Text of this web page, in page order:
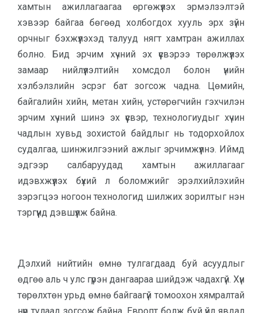
хамтын ажиллагаагаа өргөжүүлэх эрмэлзэлтэй
хэвээр байгаа бөгөөд холбогдох хууль эрх зүйн
орчныг бэхжүүлэхэд талууд нягт хамтран ажиллах
болно. Бид эрчим хүчний эх үүсвэрээ төрөлжүүлэх
замаар нийлүүлэлтийн хомсдол болон үнийн
хэлбэлзлийн эсрэг бат зогсож чадна. Цөмийн,
байгалийн хийн, метан хийн, устөрөгчийн гэхчилэн
эрчим хүчний шинэ эх үүсвэр, технологиудыг хүчин
чадлын хувьд зохистой байдлыг нь тодорхойлох
судалгаа, шинжилгээний ажлыг эрчимжүүлнэ. Иймд
эдгээр салбаруудад хамтын ажиллагааг
идэвхжүүлэх бүхий л боломжийг эрэлхийлэхийн
зэрэгцээ ногоон технологид шилжих зорилтыг нэн
тэргүүнд дэвшүүлж байна.
Дэлхий нийтийн өмнө тулгагдаад буй асуудлыг
өдгөө аль ч улс гүрэн дангаараа шийдэж чадахгүй. Хүн
төрөлхтөн урьд өмнө байгаагүй томоохон хямралтай